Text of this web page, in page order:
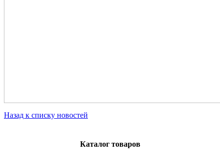
Назад к списку новостей
Каталог товаров